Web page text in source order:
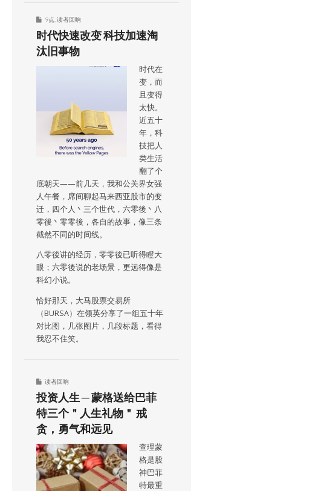
9点 读者回响
时代快速改变 科技加速淘
汰旧事物
时代在
变，而
且变得
太快。
近五十
年，科
技把人
类生活
翻了个
底朝天——前几天，我和公关界女强
人午餐，席间聊起马来西亚股市的变
迁，四个人丶三个世代，六零後丶八
零後丶零零後，各自的故事，像三条
截然不同的时间线。
八零後讲的经历，零零後已听得瞪大
眼；六零後说的老场景，更远得像是
科幻小说。
恰好那天，大马股票交易所
（BURSA）在领英分享了一组五十年
对比图，几张图片，几段标题，看得
我忍不住笑。
读者回响
投资人生 ─ 蒙格送给巴菲
特三个＂人生礼物＂ 戒
贪，勇气和远见
查理蒙
格是股
神巴菲
特最重